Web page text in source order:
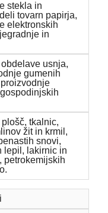
stekla in
tovarn papirja,
elektronskih
in
usnja,
gumenih
tkalnic,
žit in krmil,
snovi,
lepil, lakirnic in
petrokemijskih